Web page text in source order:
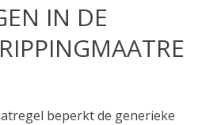
IN DE
beperkt de generieke